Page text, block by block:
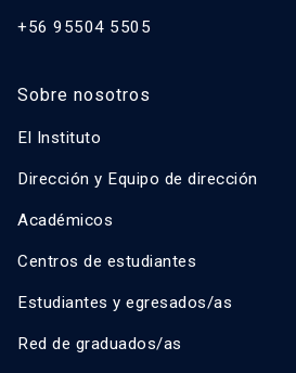
+56 95504 5505
Sobre nosotros
El Instituto
Dirección y Equipo de dirección
Académicos
Centros de estudiantes
Estudiantes y egresados/as
Red de graduados/as